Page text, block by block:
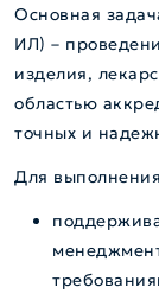
Основная
ИЛ) –
изделия,
областью
точных и
Для